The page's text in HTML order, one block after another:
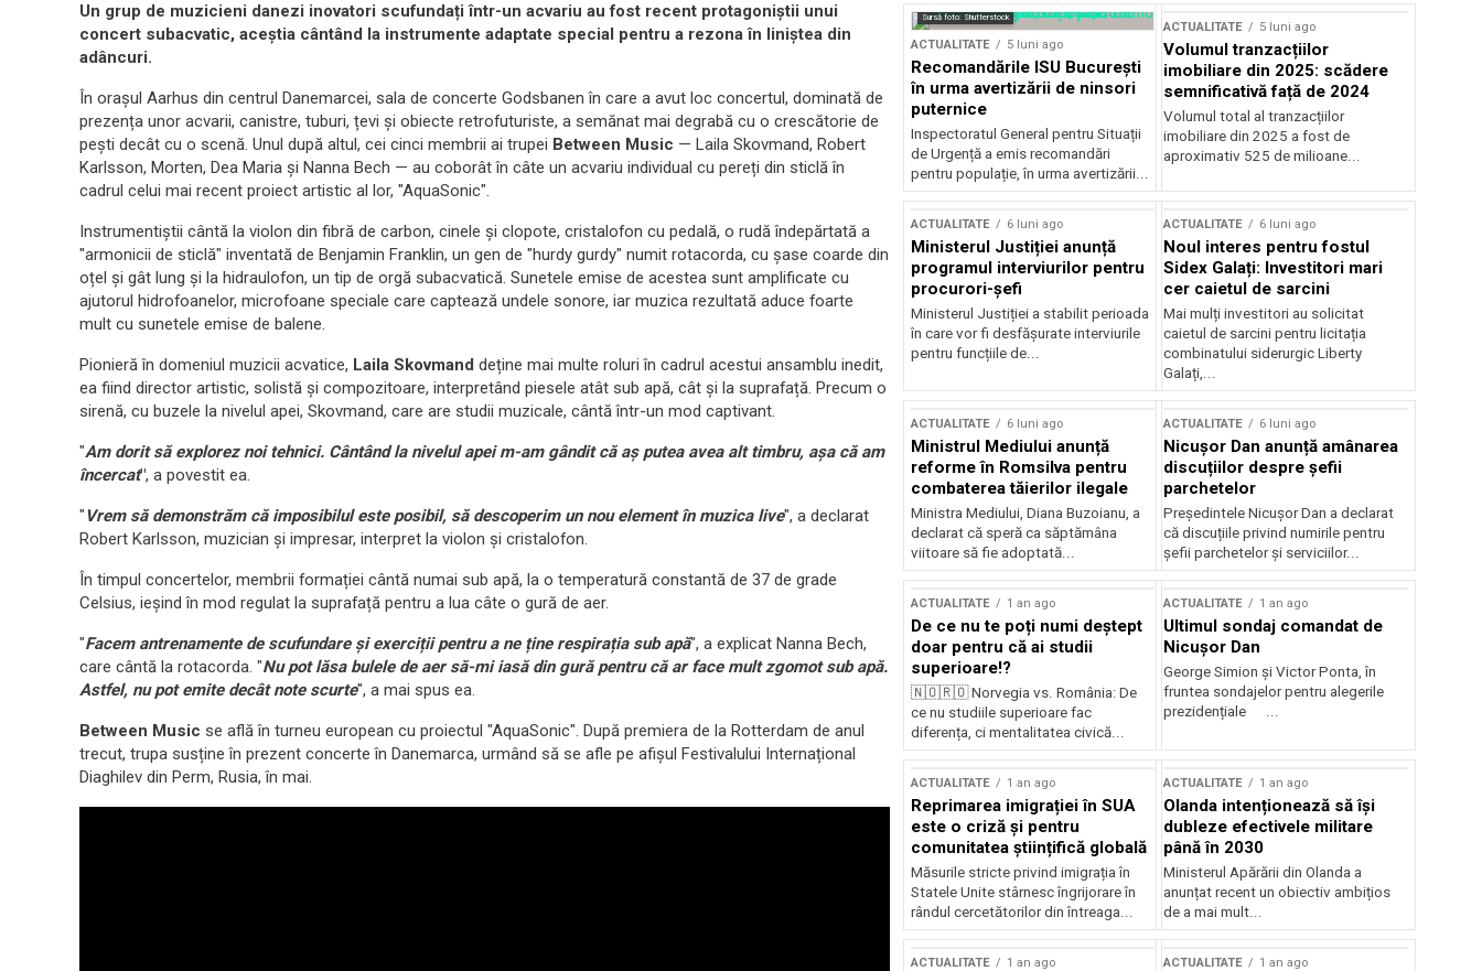
Un grup de muzicieni danezi inovatori scufundați într-un acvariu au fost recent protagoniștii unui
concert subacvatic, aceștia cântând la instrumente adaptate special pentru a rezona în liniștea din
adâncuri.
În orașul Aarhus din centrul Danemarcei, sala de concerte Godsbanen în care a avut loc concertul, dominată de
prezența unor acvarii, canistre, tuburi, țevi și obiecte retrofuturiste, a semănat mai degrabă cu o crescătorie de
pești decât cu o scenă. Unul după altul, cei cinci membrii ai trupei Between Music — Laila Skovmand, Robert
Karlsson, Morten, Dea Maria și Nanna Bech — au coborât în câte un acvariu individual cu pereți din sticlă în
cadrul celui mai recent proiect artistic al lor, "AquaSonic".
Instrumentiștii cântă la violon din fibră de carbon, cinele și clopote, cristalofon cu pedală, o rudă îndepărtată a
"armonicii de sticlă" inventată de Benjamin Franklin, un gen de "hurdy gurdy" numit rotacorda, cu șase coarde din
oțel și gât lung și la hidraulofon, un tip de orgă subacvatică. Sunetele emise de acestea sunt amplificate cu
ajutorul hidrofoanelor, microfoane speciale care captează undele sonore, iar muzica rezultată aduce foarte
mult cu sunetele emise de balene.
Pionieră în domeniul muzicii acvatice, Laila Skovmand deține mai multe roluri în cadrul acestui ansamblu inedit,
ea fiind director artistic, solistă și compozitoare, interpretând piesele atât sub apă, cât și la suprafață. Precum o
sirenă, cu buzele la nivelul apei, Skovmand, care are studii muzicale, cântă într-un mod captivant.
"Am dorit să explorez noi tehnici. Cântând la nivelul apei m-am gândit că aș putea avea alt timbru, așa că am
încercat", a povestit ea.
"Vrem să demonstrăm că imposibilul este posibil, să descoperim un nou element în muzica live", a declarat
Robert Karlsson, muzician și impresar, interpret la violon și cristalofon.
În timpul concertelor, membrii formației cântă numai sub apă, la o temperatură constantă de 37 de grade
Celsius, ieșind în mod regulat la suprafață pentru a lua câte o gură de aer.
"Facem antrenamente de scufundare și exerciții pentru a ne ține respirația sub apă", a explicat Nanna Bech,
care cântă la rotacorda. "Nu pot lăsa bulele de aer să-mi iasă din gură pentru că ar face mult zgomot sub apă.
Astfel, nu pot emite decât note scurte", a mai spus ea.
Between Music se află în turneu european cu proiectul "AquaSonic". După premiera de la Rotterdam de anul
trecut, trupa susține în prezent concerte în Danemarca, urmând să se afle pe afișul Festivalului Internațional
Diaghilev din Perm, Rusia, în mai.
Sursă foto: Shutterstock
ACTUALITATE 5 luni ago
Recomandările ISU București
în urma avertizării de ninsori
puternice
Inspectoratul General pentru Situații
de Urgență a emis recomandări
pentru populație, în urma avertizării...
ACTUALITATE 5 luni ago
Volumul tranzacțiilor
imobiliare din 2025: scădere
semnificativă față de 2024
Volumul total al tranzacțiilor
imobiliare din 2025 a fost de
aproximativ 525 de milioane...
ACTUALITATE 6 luni ago
Ministerul Justiției anunță
programul interviurilor pentru
procurori-șefi
Ministerul Justiției a stabilit perioada
în care vor fi desfășurate interviurile
pentru funcțiile de...
ACTUALITATE 6 luni ago
Noul interes pentru fostul
Sidex Galați: Investitori mari
cer caietul de sarcini
Mai mulți investitori au solicitat
caietul de sarcini pentru licitația
combinatului siderurgic Liberty
Galați,...
ACTUALITATE 6 luni ago
Ministrul Mediului anunță
reforme în Romsilva pentru
combaterea tăierilor ilegale
Ministra Mediului, Diana Buzoianu, a
declarat că speră ca săptămâna
viitoare să fie adoptată...
ACTUALITATE 6 luni ago
Nicușor Dan anunță amânarea
discuțiilor despre șefii
parchetelor
Președintele Nicușor Dan a declarat
că discuțiile privind numirile pentru
șefii parchetelor și serviciilor...
ACTUALITATE 1 an ago
De ce nu te poți numi deștept
doar pentru că ai studii
superioare!?
🇳🇴🇷🇴 Norvegia vs. România: De
ce nu studiile superioare fac
diferența, ci mentalitatea civică...
ACTUALITATE 1 an ago
Ultimul sondaj comandat de
Nicușor Dan
George Simion și Victor Ponta, în
fruntea sondajelor pentru alegerile
prezidențiale ...
ACTUALITATE 1 an ago
Reprimarea imigrației în SUA
este o criză și pentru
comunitatea științifică globală
Măsurile stricte privind imigrația în
Statele Unite stârnesc îngrijorare în
rândul cercetătorilor din întreaga...
ACTUALITATE 1 an ago
Olanda intenționează să își
dubleze efectivele militare
până în 2030
Ministerul Apărării din Olanda a
anunțat recent un obiectiv ambițios
de a mai mult...
ACTUALITATE 1 an ago ACTUALITATE 1 an ago